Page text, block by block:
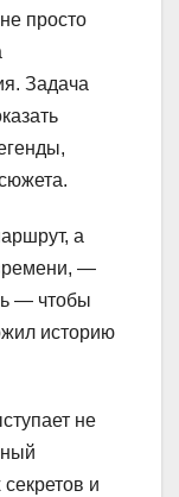
просто
Задача
а
—
— чтобы
историю
не
и